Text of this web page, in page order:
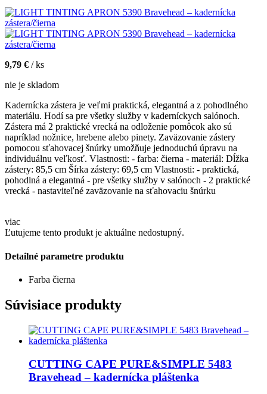
9,79 € / ks
nie je skladom
Kadernícka zástera je veľmi praktická, elegantná a z pohodlného
materiálu. Hodí sa pre všetky služby v kaderníckych salónoch.
Zástera má 2 praktické vrecká na odloženie pomôcok ako sú
napríklad nožnice, hrebene alebo pinety. Zaväzovanie zástery
pomocou sťahovacej šnúrky umožňuje jednoduchú úpravu na
individuálnu veľkosť. Vlastnosti: - farba: čierna - materiál: Dĺžka
zástery: 85,5 cm Šírka zástery: 69,5 cm Vlastnosti: - praktická,
pohodlná a elegantná - pre všetky služby v salónoch - 2 praktické
vrecká - nastaviteľné zaväzovanie na sťahovaciu šnúrku
viac
Ľutujeme tento produkt je aktuálne nedostupný.
Detailné parametre produktu
Farba čierna
Súvisiace produkty
CUTTING CAPE PURE&SIMPLE 5483
Bravehead – kadernícka pláštenka